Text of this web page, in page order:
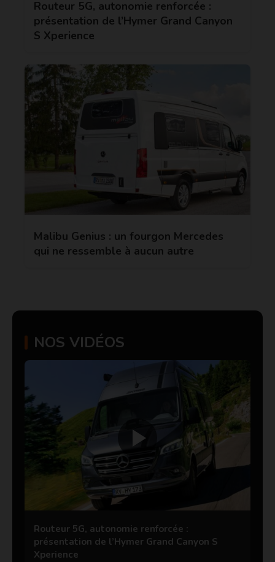
Routeur 5G, autonomie renforcée :
présentation de l’Hymer Grand Canyon
S Xperience
Malibu Genius : un fourgon Mercedes
qui ne ressemble à aucun autre
NOS VIDÉOS
Routeur 5G, autonomie renforcée :
présentation de l’Hymer Grand Canyon S
Xperience